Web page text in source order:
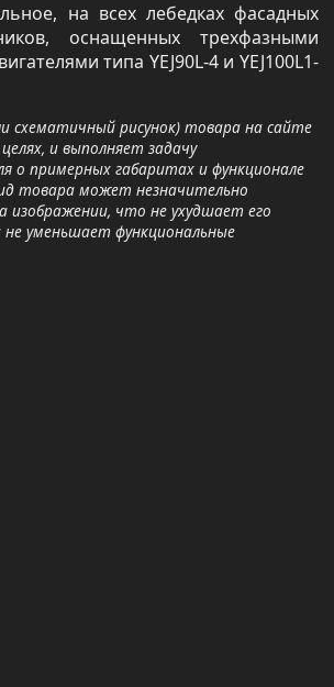
на всех лебедках фасадных
оснащенных трехфазными
типа YEJ90L-4 и YEJ100L1-
схематичный рисунок) товара на сайте
и выполняет задачу
о примерных габаритах и функционале
товара может незначительно
изображении, что не ухудшает его
уменьшает функциональные